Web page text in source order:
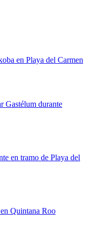
en Playa del Carmen
Gastélum durante
en tramo de Playa del
Quintana Roo